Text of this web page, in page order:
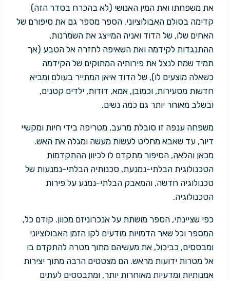
את משפחתו ואת המין האנושי (לא בהכרח בסדר הזה)
קדימה בסולם האבולוציוני. הספר מספר גם את סיפורם של
האחים שלו, של הדוד ואניה המייצג את השמרנות,
ההתנגדות לקידמה ואת השאיפה לחזרה אל הטבע (אך
תמיד שמח לנצל את פירותיה המתוקים של הקידמה
כשאלה מוצעים לו), של הדוד איאן המתייר בעולם ומביא
חדשות מסעירות, וכמובן, אמא, דודות, ילדים קטנים,
ובשלב מאוחר יותר גם כמה נשים.
משפחה ענפה זו סובלת מרעב, מטריפה בידי חיות ומקשיי
דיור, עד שאבא מחליט לעשות מעשה ומגלה את האש.
מכאן והלאה, הסיפור מתקדם לו לכיוון ההתקדמות
הטכנולוגית הבלתי-נמנעת, סכנותיה הבלתי-נמנעות של
טכנולוגיה חדשה, והמאבק הבלתי-נמנע על פירות
הטכנולוגיה.
כפי שציינתי, הספר מושתת על אנכרוניזם מכוון. קודם כל,
המספר וכל שאר הדמויות מודעים לקו הזמן האבולוציוני
ומבססים, כביכול, את מעשיהם מתוך מטרה להתקדם בו
אל מטרות ידועות מראש. הם מצטטים הרבה מתוך יצירות
אמנותיות ומדעיות מאוחרות יותר, ומתבססים לעתים